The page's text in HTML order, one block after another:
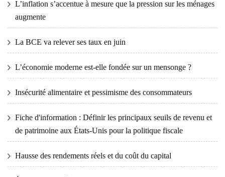
L’inflation s’accentue à mesure que la pression sur les ménages
augmente
La BCE va relever ses taux en juin
L’économie moderne est-elle fondée sur un mensonge ?
Insécurité alimentaire et pessimisme des consommateurs
Fiche d'information : Définir les principaux seuils de revenu et
de patrimoine aux États-Unis pour la politique fiscale
Hausse des rendements réels et du coût du capital